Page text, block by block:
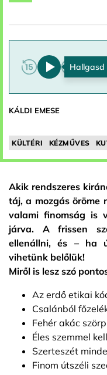
0:00
KÁLDI EMESE
KÜLTÉRI KÉZMŰVES
Akik rendszeres
táj, a mozgás öröme
valami finomság is
járva. A frissen
ellenállni, és – ha
vihetünk belőlük!
Miről is lesz szó
Az erdő etikai
Csalánból
Fehér akác
Éles szemmel
Szerteszét
Finom útszéli